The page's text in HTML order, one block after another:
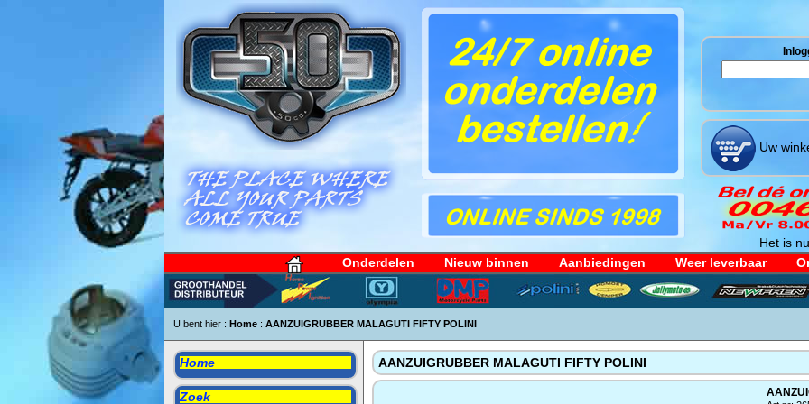
Uw
Het is
Onderdelen
Nieuw binnen Aanbiedingen Weer leverbaar
U bent hier : Home : AANZUIGRUBBER MALAGUTI FIFTY POLINI
Home
Zoek
AANZUIGRUBBER MALAGUTI FIFTY POLINI